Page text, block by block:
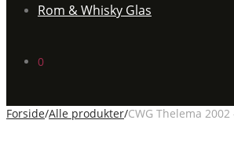
Rom & Whisky Glas
0
Forside/Alle produkter/CWG Thelema